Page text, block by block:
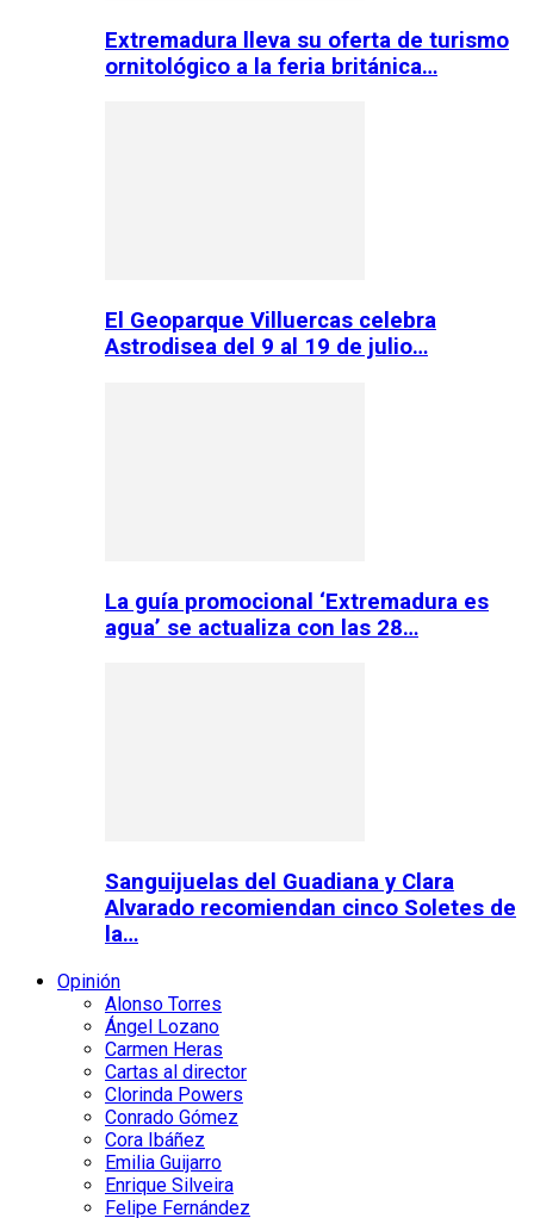
Extremadura lleva su oferta de turismo
ornitológico a la feria británica…
El Geoparque Villuercas celebra
Astrodisea del 9 al 19 de julio…
La guía promocional ‘Extremadura es
agua’ se actualiza con las 28…
Sanguijuelas del Guadiana y Clara
Alvarado recomiendan cinco Soletes de
la…
Opinión
Alonso Torres
Ángel Lozano
Carmen Heras
Cartas al director
Clorinda Powers
Conrado Gómez
Cora Ibáñez
Emilia Guijarro
Enrique Silveira
Felipe Fernández